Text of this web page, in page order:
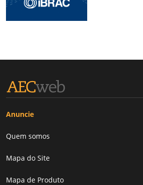
Anuncie
Quem somos
Mapa do Site
Mapa de Produto